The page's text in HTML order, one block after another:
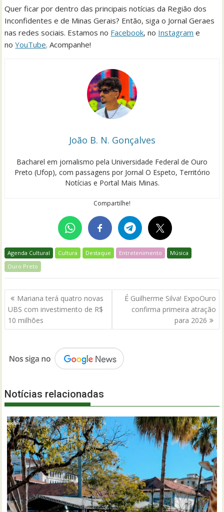
Quer ficar por dentro das principais notícias da Região dos
Inconfidentes e de Minas Gerais? Então, siga o Jornal Geraes
nas redes sociais. Estamos no Facebook, no Instagram e
noYouTube. Acompanhe!
João B. N. Gonçalves
Bacharel em jornalismo pela Universidade Federal de Ouro
Preto (Ufop), com passagens por Jornal O Espeto, Território
Notícias e Portal Mais Minas.
Compartilhe!
Agenda Cultural Cultura Destaque Entretenimento
Música
Ouro Preto
Navegação
de
Post
Mariana terá quatro novas
UBS com investimento de R$
10 milhões
É Guilherme Silva! ExpoOuro
confirma primeira atração
para 2026
Notícias relacionadas